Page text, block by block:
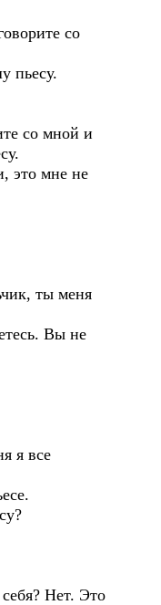
со
пьесу.
со мной и
это мне не
ты меня
Вы не
я все
Нет. Это